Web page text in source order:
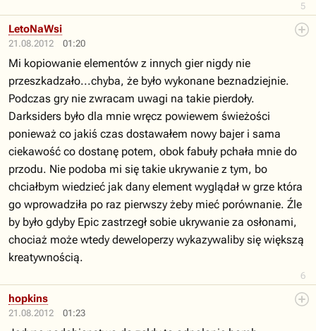
5
21.08.2012 01:20
6
LetoNaWsi
Mi kopiowanie elementów z innych gier nigdy nie
przeszkadzało...chyba, że było wykonane beznadziejnie.
Podczas gry nie zwracam uwagi na takie pierdoły.
Darksiders było dla mnie wręcz powiewem świeżości
ponieważ co jakiś czas dostawałem nowy bajer i sama
ciekawość co dostanę potem, obok fabuły pchała mnie do
przodu. Nie podoba mi się takie ukrywanie z tym, bo
chciałbym wiedzieć jak dany element wyglądał w grze która
go wprowadziła po raz pierwszy żeby mieć porównanie. Źle
by było gdyby Epic zastrzegł sobie ukrywanie za osłonami,
chociaż może wtedy deweloperzy wykazywaliby się większą
kreatywnością.
21.08.2012 01:23
hopkins